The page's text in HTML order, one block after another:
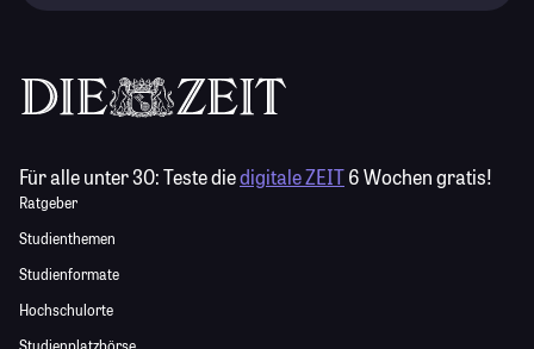
Für alle unter 30:Teste diedigitale ZEIT6 Wochen gratis!
Ratgeber
Studienthemen
Studienformate
Hochschulorte